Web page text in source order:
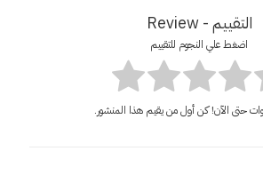
التقييم - Review
اضغط علي النجوم للتقييم
حتى الآن! كن أول من يقيم هذا المنشور.